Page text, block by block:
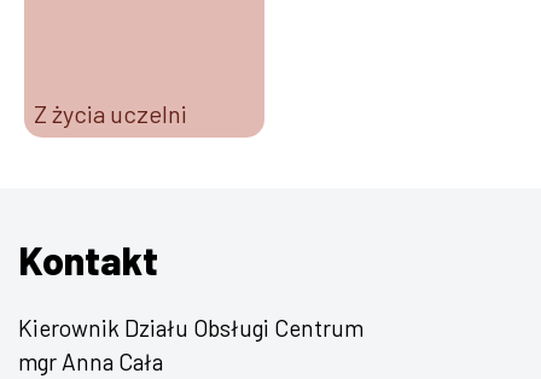
Z życia uczelni
Kontakt
Kierownik Działu Obsługi Centrum
mgr Anna Cała